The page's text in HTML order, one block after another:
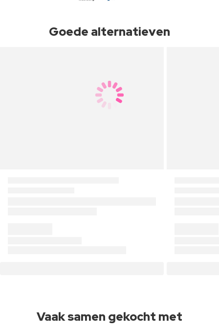
Goede alternatieven
Vaak samen gekocht met